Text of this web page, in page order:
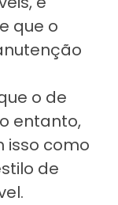
que o
o de
entanto,
isso como
de